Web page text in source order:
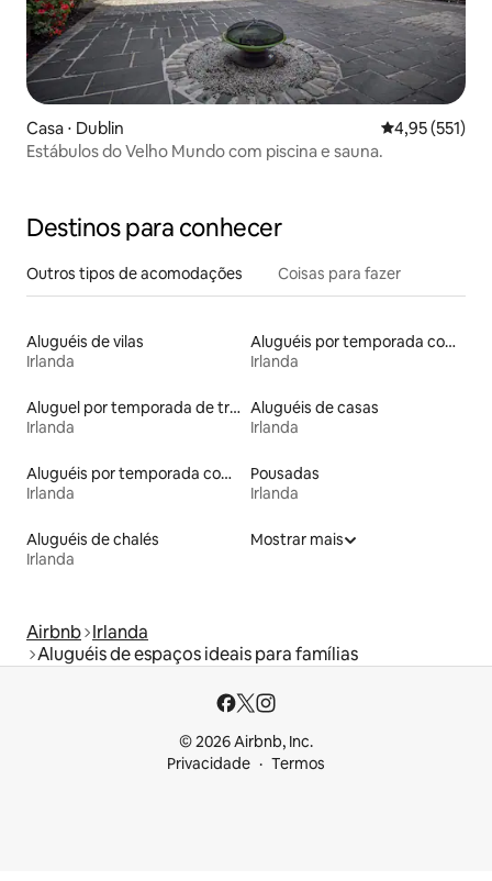
Casa ⋅ Dublin 4,95 de uma
4,95 (551)
Estábulos do Velho Mundo com piscina e sauna.
Destinos para conhecer
Outros tipos de acomodações Coisas para fazer
Aluguéis de vilas
Irlanda
Aluguéis por temporada com café da manhã
Irlanda
Aluguel por temporada de trailers
Irlanda
Aluguéis de casas
Irlanda
Aluguéis por temporada com banheira de hidromassagem
Irlanda
Pousadas
Irlanda
Aluguéis de chalés
Irlanda
Mostrar mais
Airbnb Irlanda
Aluguéis de espaços ideais para famílias
© 2026 Airbnb, Inc.
Privacidade
Termos